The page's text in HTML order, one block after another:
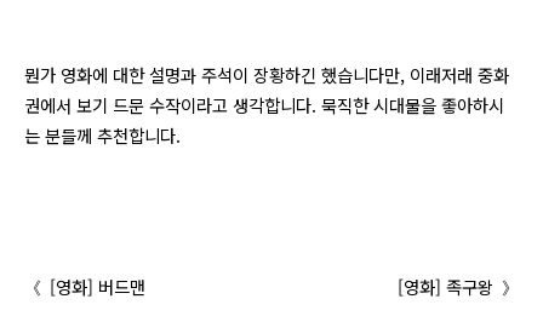
뭔가 영화에 대한 설명과 주석이 장황하긴 했습니다만, 이래저래 중화
권에서 보기 드문 수작이라고 생각합니다. 묵직한 시대물을 좋아하시
는 분들께 추천합니다.
Post [영화] 족구왕
[영화] 버드맨